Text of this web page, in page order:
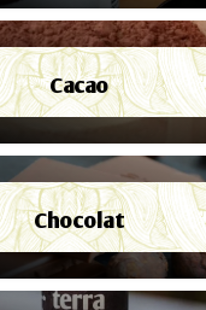
Cacao
Chocolat